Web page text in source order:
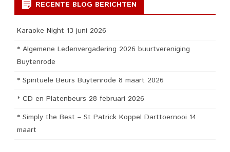
RECENTE BLOG BERICHTEN
Karaoke Night 13 juni 2026
* Algemene Ledenvergadering 2026 buurtvereniging
Buytenrode
* Spirituele Beurs Buytenrode 8 maart 2026
* CD en Platenbeurs 28 februari 2026
* Simply the Best – St Patrick Koppel Darttoernooi 14
maart